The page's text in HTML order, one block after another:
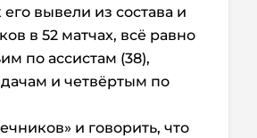
его вывели из состава и
в 52 матчах, всё равно
по ассистам (38),
и четвёртым по
и говорить, что